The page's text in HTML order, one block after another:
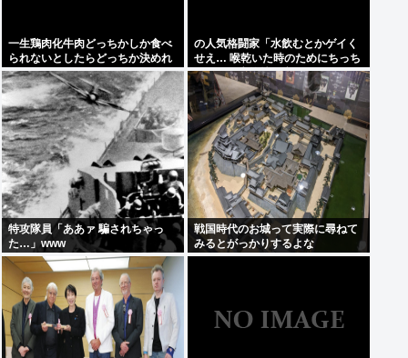
一生鶏肉化牛肉どっちかしか食べ
られないとしたらどっちか決めれ
る？
の人気格闘家「水飲むとかゲイく
せえ… 喉乾いた時のためにちっち
ゃいゲイ水筒持ち歩くとか。」
特攻隊員「ああァ 騙されちゃっ
た…」www
戦国時代のお城って実際に尋ねて
みるとがっかりするよな